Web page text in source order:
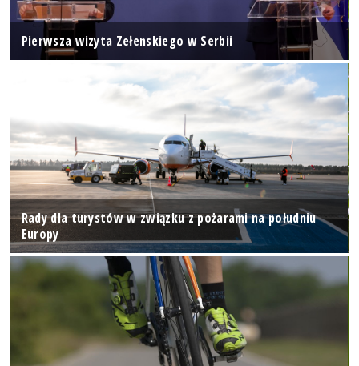
Pierwsza wizyta Zełenskiego w Serbii
Rady dla turystów w związku z pożarami na południu
Europy